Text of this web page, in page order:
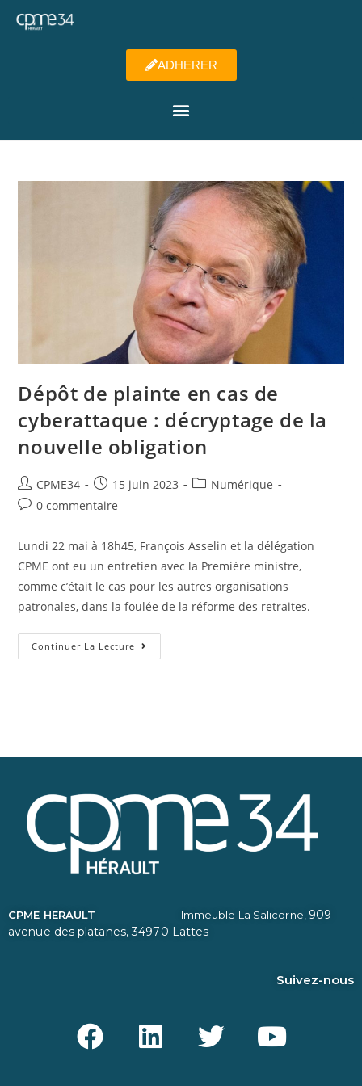
ADHERER
Dépôt de plainte en cas de
cyberattaque : décryptage de la
nouvelle obligation
CPME34 15 juin 2023
Numérique
0 commentaire
Lundi 22 mai à 18h45, François Asselin et la délégation
CPME ont eu un entretien avec la Première ministre,
comme c’était le cas pour les autres organisations
patronales, dans la foulée de la réforme des retraites.
Continuer La Lecture
CPME HERAULT Immeuble La Salicorne, 909
avenue des platanes,34970 Lattes
Suivez-nous